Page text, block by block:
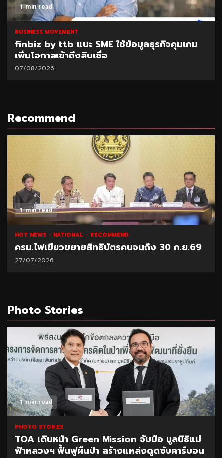
ใช้ข้อมูลธุรกิจคุมเกม
1 min read
SAM เปิดโอกาสแก้ห
Recommend
NATIONAL RECOMMEND
ขียวขยายสิทธิบัตรคนจนถึง 30 ก.ย.69
1 min read
“พาณิชย์
Photo Stories
1 min read
PHOTO STORIES
TOA เดินหน้า Green Mission จับมือ มูลนิธิแม่
ฟ้าหลวงฯ ฟื้นฟูผืนป่า สร้างแหล่งดูดซับคาร์บอน